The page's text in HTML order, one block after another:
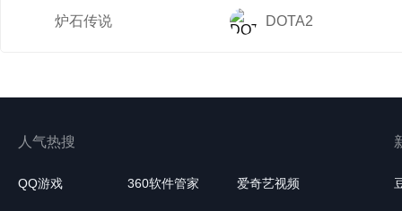
炉石传说 DOTA2
人气热搜
QQ游戏 360软件管家 爱奇艺视频